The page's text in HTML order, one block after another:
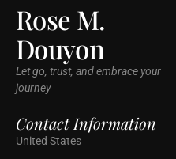
Rose M.
Douyon
Let go, trust, and embrace your
journey
Contact Information
United States